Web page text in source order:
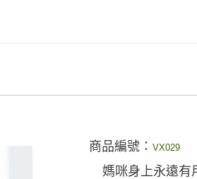
商品編號：VX029
媽咪身上永遠有